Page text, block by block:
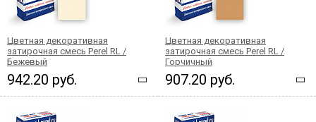
Цветная декоративная
затирочная смесь Perel RL /
Бежевый
942.20 руб.
Цветная декоративная
затирочная смесь Perel RL /
Горчичный
907.20 руб.